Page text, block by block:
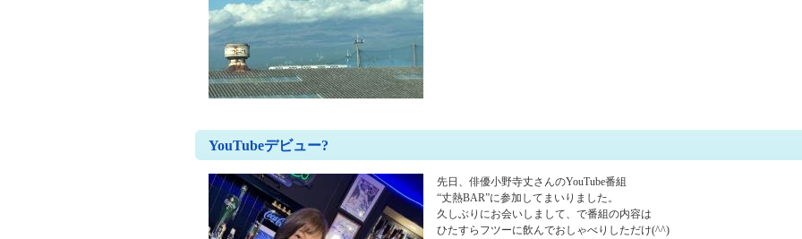
YouTubeデビュー?
先日、俳優小野寺丈さんのYouTube番組
“丈熱BAR”に参加してまいりました。
久しぶりにお会いしまして、で番組の内容は
ひたすらフツーに飲んでおしゃべりしただけ(^^)